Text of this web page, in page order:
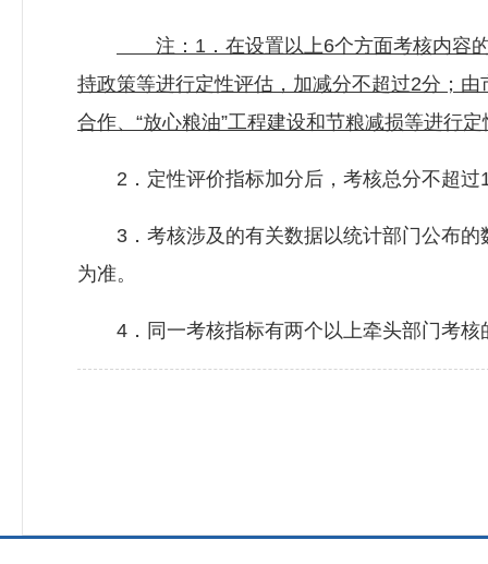
注：1．在设置以上6个方面考核内容的
持政策等进行定性评估，加减分不超过2分；
合作、“放心粮油”工程建设和节粮减损等进行
2．定性评价指标加分后，考核总分不超过
3．考核涉及的有关数据以统计部门公布的
为准。
4．同一考核指标有两个以上牵头部门考核